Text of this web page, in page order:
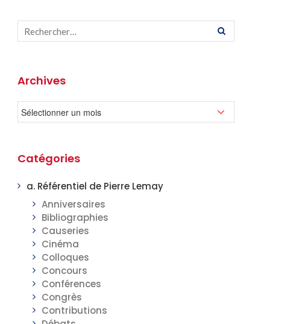
Archives
Catégories
a. Référentiel de Pierre Lemay
Anniversaires
Bibliographies
Causeries
Cinéma
Colloques
Concours
Conférences
Congrès
Contributions